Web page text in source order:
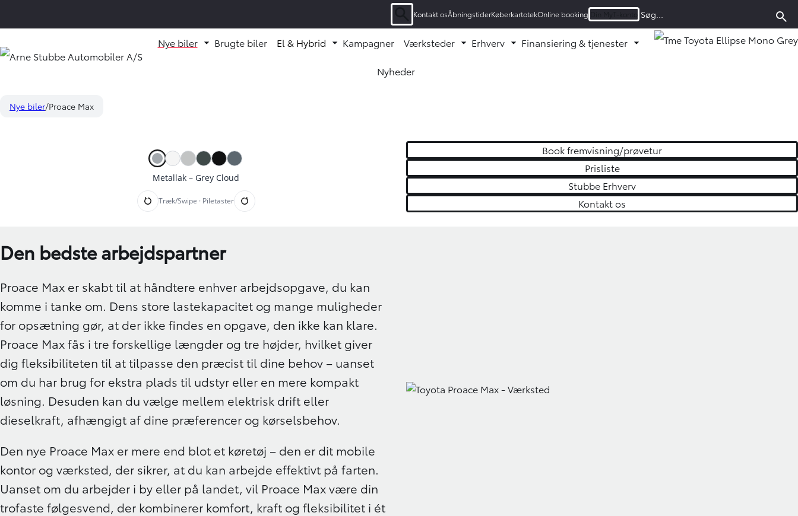
Søgning
Kontakt osÅbningstiderKøberkartotekOnline booking
Nye biler Fold undermenu ud
Brugte biler El & Hybrid Fold undermenu ud
Kampagner Værksteder Fold undermenu ud
Erhverv Fold undermenu ud
Finansiering & tjenester
Fold undermenu ud
Nyheder
Nye biler Proace Max
Metallak – Grey Cloud
Træk/Swipe · Piletaster
Book fremvisning/prøvetur
Prisliste
Stubbe Erhverv
Kontakt os
Den bedste arbejdspartner
Proace Max er skabt til at håndtere enhver arbejdsopgave, du kan
komme i tanke om. Dens store lastekapacitet og mange muligheder
for opsætning gør, at der ikke findes en opgave, den ikke kan klare.
Proace Max fås i tre forskellige længder og tre højder, hvilket giver
dig fleksibiliteten til at tilpasse den præcist til dine behov – uanset
om du har brug for ekstra plads til udstyr eller en mere kompakt
løsning. Desuden kan du vælge mellem elektrisk drift eller
dieselkraft, afhængigt af dine præferencer og kørselsbehov.
Den nye Proace Max er mere end blot et køretøj – den er dit mobile
kontor og værksted, der sikrer, at du kan arbejde effektivt på farten.
Uanset om du arbejder i by eller på landet, vil Proace Max være din
trofaste følgesvend, der kombinerer komfort, kraft og fleksibilitet i ét